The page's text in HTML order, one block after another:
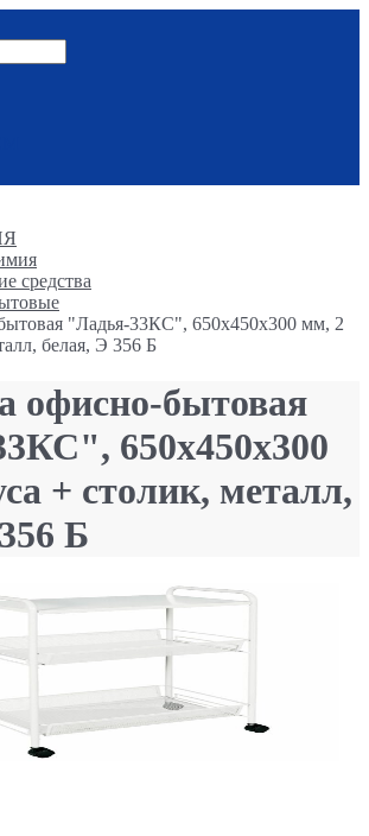
средства
"Ладья-33КС", 650х450х300 мм, 2
белая, Э 356 Б
офисно-бытовая
650х450х300
+ столик, металл,
Б